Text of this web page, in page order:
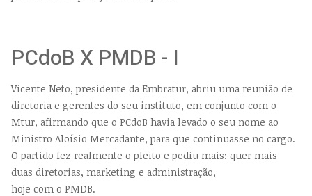
PCdoB X PMDB - I
Vicente Neto, presidente da Embratur, abriu uma reunião de
diretoria e gerentes do seu instituto, em conjunto com o
Mtur, afirmando que o PCdoB havia levado o seu nome ao
Ministro Aloísio Mercadante, para que continuasse no cargo.
O partido fez realmente o pleito e pediu mais: quer mais
duas diretorias, marketing e administração,
hoje com o PMDB.